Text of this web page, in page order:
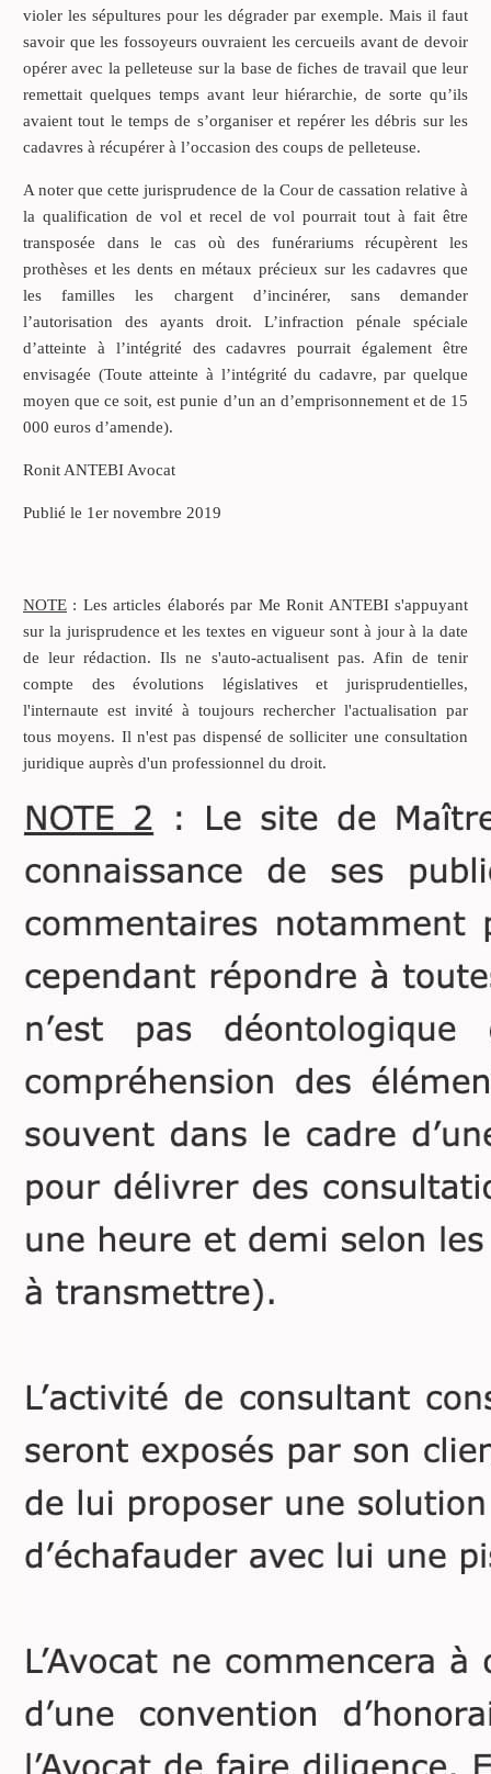
violer les sépultures pour les dégrader par exemple. Mais il faut
savoir que les fossoyeurs ouvraient les cercueils avant de devoir
opérer avec la pelleteuse sur la base de fiches de travail que leur
remettait quelques temps avant leur hiérarchie, de sorte qu’ils
avaient tout le temps de s’organiser et repérer les débris sur les
cadavres à récupérer à l’occasion des coups de pelleteuse.
A noter que cette jurisprudence de la Cour de cassation relative à
la qualification de vol et recel de vol pourrait tout à fait être
transposée dans le cas où des funérariums récupèrent les
prothèses et les dents en métaux précieux sur les cadavres que
les familles les chargent d’incinérer, sans demander
l’autorisation des ayants droit. L’infraction pénale spéciale
d’atteinte à l’intégrité des cadavres pourrait également être
envisagée (Toute atteinte à l’intégrité du cadavre, par quelque
moyen que ce soit, est punie d’un an d’emprisonnement et de 15
000 euros d’amende).
Ronit ANTEBI Avocat
Publié le 1er novembre 2019
NOTE : Les articles élaborés par Me Ronit ANTEBI s'appuyant
sur la jurisprudence et les textes en vigueur sont à jour à la date
de leur rédaction. Ils ne s'auto-actualisent pas. Afin de tenir
compte des évolutions législatives et jurisprudentielles,
l'internaute est invité à toujours rechercher l'actualisation par
tous moyens. Il n'est pas dispensé de solliciter une consultation
juridique auprès d'un professionnel du droit.